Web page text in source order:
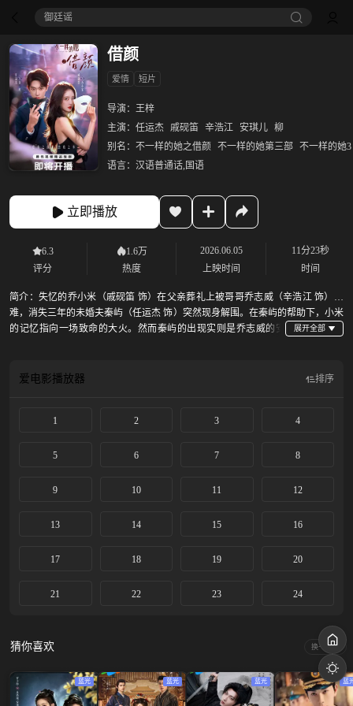
御廷谣‎
借颜
爱情 短片
导演： 王梓
主演： 任运杰 戚砚笛 辛浩江 安琪儿 柳
别名： 不一样的她之借颜 不一样的她第三部 不一样的她3
语言： 汉语普通话,国语
立即播放
6.3
评分
1.6万
热度
2026.06.05
上映时间
11分23秒
时间
简介： 失忆的乔小米（戚砚笛 饰）在父亲葬礼上被哥哥乔志威（辛浩江 饰）刁
难，消失三年的未婚夫秦屿（任运杰 饰）突然现身解围。在秦屿的帮助下，小米
的记忆指向一场致命的大火。然而秦屿的出现实则是乔志威的安
爱电影播放器 排序
1 2 3 4
5 6 7 8
9 10 11 12
13 14 15 16
17 18 19 20
21 22 23 24
猜你喜欢 换一换
蓝光 蓝光 蓝光 蓝